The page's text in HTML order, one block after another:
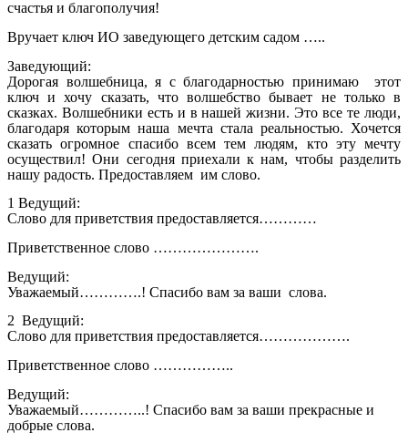
счастья и благополучия!
Вручает ключ ИО заведующего детским садом …..
Заведующий:
Дорогая волшебница, я с благодарностью принимаю этот
ключ и хочу сказать, что волшебство бывает не только в
сказках. Волшебники есть и в нашей жизни. Это все те люди,
благодаря которым наша мечта стала реальностью. Хочется
сказать огромное спасибо всем тем людям, кто эту мечту
осуществил! Они сегодня приехали к нам, чтобы разделить
нашу радость. Предоставляем им слово.
1 Ведущий:
Слово для приветствия предоставляется…………
Приветственное слово ………………….
Ведущий:
Уважаемый………….! Спасибо вам за ваши слова.
2 Ведущий:
Слово для приветствия предоставляется……………….
Приветственное слово ……………..
Ведущий:
Уважаемый…………..! Спасибо вам за ваши прекрасные и
добрые слова.